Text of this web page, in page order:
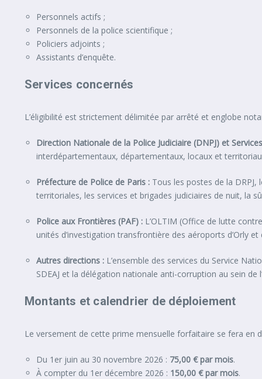
Personnels actifs ;
Personnels de la police scientifique ;
Policiers adjoints ;
Assistants d’enquête.
Services concernés
L’éligibilité est strictement délimitée par arrêté et englobe
Direction Nationale de la Police Judiciaire (DNPJ) et
interdépartementaux, départementaux, locaux et
Préfecture de Police de Paris : Tous les postes de la
territoriales, les services et brigades judiciaires de nuit, la
Police aux Frontières (PAF) : L’OLTIM (Office de lutte
unités d’investigation transfrontière des aéroports d’Orly et
Autres directions : L’ensemble des services du Service
SDEAJ et la délégation nationale anti-corruption au sein
Montants et calendrier de déploiement
Le versement de cette prime mensuelle forfaitaire se fera en
Du 1er juin au 30 novembre 2026 : 75,00 € par mois.
À compter du 1er décembre 2026 : 150,00 € par mois.